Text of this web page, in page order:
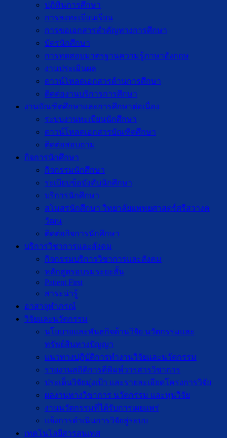
ปฎิทินการศึกษา
การลงทะเบียนเรียน
การขอเอกสารสำคัญทางการศึกษา
บัตรนักศึกษา
การทดสอบมาตรฐานความรู้ภาษาอังกฤษ
งานประเมินผล
ดาวน์โหลดเอกสารด้านการศึกษา
ติดต่องานบริการการศึกษา
งานบัณฑิตศึกษาเเละการศึกษาต่อเนื่อง
ระบบงานทะเบียนนักศึกษา
ดาวน์โหลดเอกสารบัณฑิตศึกษา
ติดต่อสอบถาม
กิจการนักศึกษา
กิจกรรมนักศึกษา
ระเบียบข้อบังคับนักศึกษา
บริการนักศึกษา
สโมสรนักศึกษา วิทยาลัยแพทยศาสตร์ศรีสวางค
วัฒน
ติดต่อกิจการนักศึกษา
บริการวิชาการและสังคม
กิจกรรมบริการวิชาการและสังคม
หลักสูตรอบรมระยะสั้น
Patient First
สาระน่ารู้
อาสาจุฬาภรณ์
วิจัยและนวัตกรรม
นโยบายและพันธกิจด้านวิจัย นวัตกรรมและ
ทรัพย์สินทางปัญญา
แนวทางปฏิบัติการทำงานวิจัยและนวัตกรรม
รายงานสถิติการตีพิมพ์วารสารวิชาการ
ประเด็นวิจัยมุ่งเป้า และรายละเอียดโครงการวิจัย
ผลงานทางวิชาการ นวัตกรรม และทุนวิจัย
งานนวัตกรรมที่ได้รับการเผยแพร่
แจ้งการดำเนินการวิจัยสู่ระบบ
เทคโนโลยีสารสนเทศ